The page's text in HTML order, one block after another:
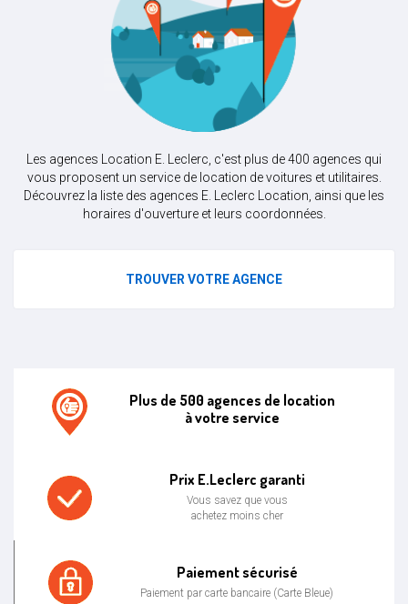
Les agences Location E. Leclerc, c'est plus de 400 agences qui
vous proposent un service de location de voitures et utilitaires.
Découvrez la liste des agences E. Leclerc Location, ainsi que les
horaires d'ouverture et leurs coordonnées.
TROUVER VOTRE AGENCE
Plus de 500 agences de location
à votre service
Prix E.Leclerc garanti
Vous savez que vous
achetez moins cher
Paiement sécurisé
Paiement par carte bancaire (Carte Bleue)